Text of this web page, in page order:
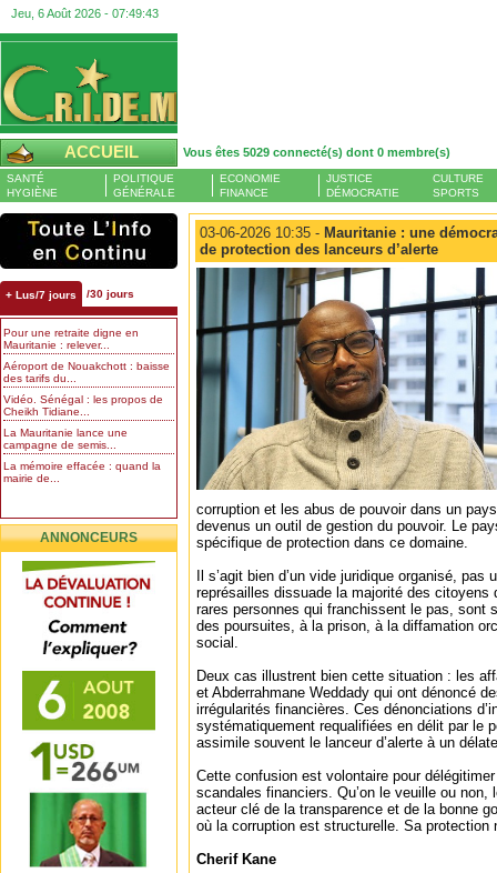
Jeu, 6 Août 2026 - 07:49:44
ACCUEIL Vous êtes 5029 connecté(s) dont 0 membre(s)
SANTÉ
HYGIÈNE
POLITIQUE
GÉNÉRALE
ECONOMIE
FINANCE
JUSTICE
DÉMOCRATIE
CULTURE
SPORTS
+ Lus/7 jours /30 jours
Pour une retraite digne en
Mauritanie : relever...
Aéroport de Nouakchott : baisse
des tarifs du...
Vidéo. Sénégal : les propos de
Cheikh Tidiane...
La Mauritanie lance une
campagne de semis...
La mémoire effacée : quand la
mairie de...
ANNONCEURS
03-06-2026 10:35 - Mauritanie : une
de protection des lanceurs d’alerte
corruption et les abus de pouvoir dans un
devenus un outil de gestion du pouvoir. Le
spécifique de protection dans ce domaine.
Il s’agit bien d’un vide juridique organisé, pas
représailles dissuade la majorité des citoyens
rares personnes qui franchissent le pas, sont
des poursuites, à la prison, à la diffamation
social.
Deux cas illustrent bien cette situation : les
et Abderrahmane Weddady qui ont dénoncé
irrégularités financières. Ces dénonciations
systématiquement requalifiées en délit par le
assimile souvent le lanceur d’alerte à un
Cette confusion est volontaire pour
scandales financiers. Qu’on le veuille ou non,
acteur clé de la transparence et de la bonne
où la corruption est structurelle. Sa protection
Cherif Kane